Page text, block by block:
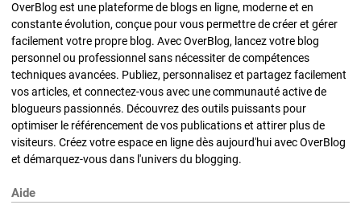
OverBlog est une plateforme de blogs en ligne, moderne et en
constante évolution, conçue pour vous permettre de créer et gérer
facilement votre propre blog. Avec OverBlog, lancez votre blog
personnel ou professionnel sans nécessiter de compétences
techniques avancées. Publiez, personnalisez et partagez facilement
vos articles, et connectez-vous avec une communauté active de
blogueurs passionnés. Découvrez des outils puissants pour
optimiser le référencement de vos publications et attirer plus de
visiteurs. Créez votre espace en ligne dès aujourd'hui avec OverBlog
et démarquez-vous dans l'univers du blogging.
Aide